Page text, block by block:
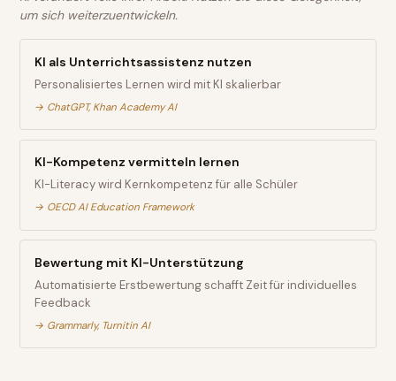
um sich weiterzuentwickeln.
KI als Unterrichtsassistenz nutzen
Personalisiertes Lernen wird mit KI skalierbar
→ ChatGPT, Khan Academy AI
KI-Kompetenz vermitteln lernen
KI-Literacy wird Kernkompetenz für alle Schüler
→ OECD AI Education Framework
Bewertung mit KI-Unterstützung
Automatisierte Erstbewertung schafft Zeit für individuelles
Feedback
→ Grammarly, Turnitin AI